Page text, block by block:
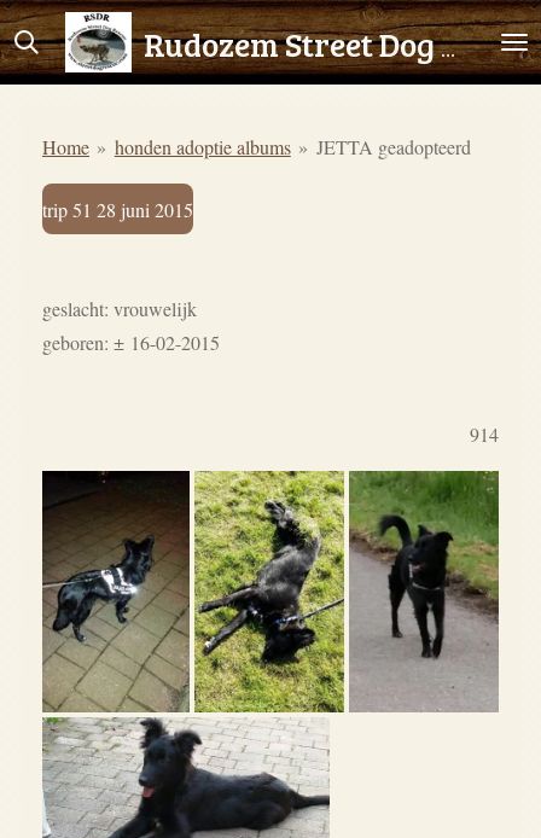
Ga
direct
hoofdinhoud
Rudozem Street Dog Rescue
Home » honden adoptie albums » JETTA geadopteerd
trip 51 28 juni 2015
geslacht: vrouwelijk
geboren: ± 16-02-2015
914